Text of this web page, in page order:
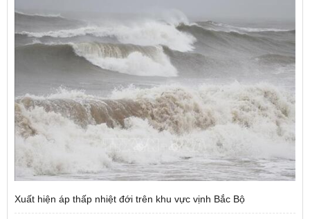
Xuất hiện áp thấp nhiệt đới trên khu vực vịnh Bắc Bộ